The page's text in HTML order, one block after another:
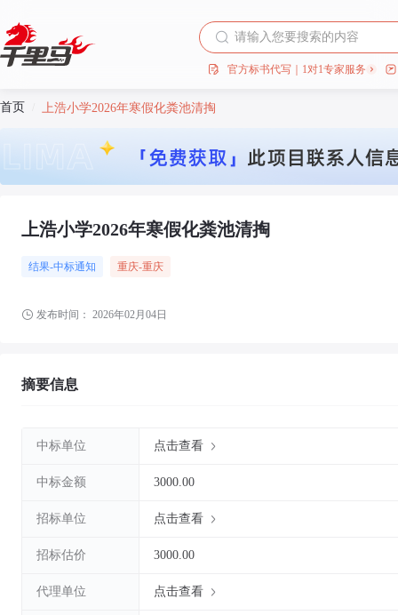
官方标书代写｜1对1专家服务
首页 上浩小学2026年寒假化粪池清掏
上浩小学2026年寒假化粪池清掏
结果-中标通知 重庆-重庆
发布时间： 2026年02月04日
摘要信息
中标单位 点击查看
中标金额 3000.00
招标单位 点击查看
招标估价 3000.00
代理单位 点击查看